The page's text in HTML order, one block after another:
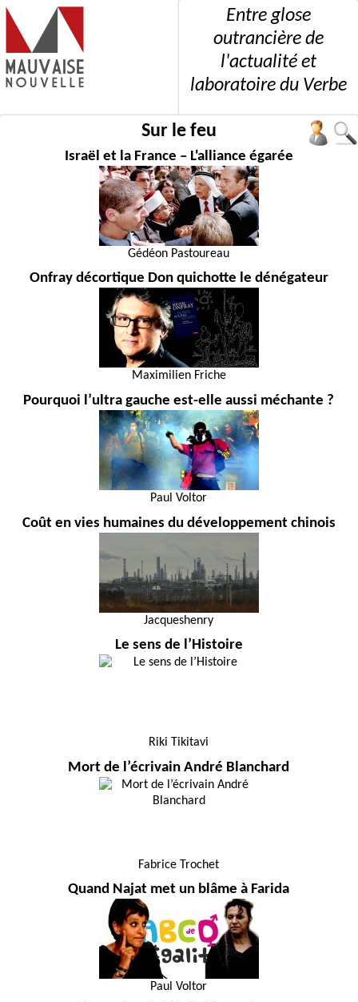
Entre glose
outrancière de
l'actualité et
laboratoire du Verbe
Sur le feu
Israël et la France – L'alliance égarée
Gédéon Pastoureau
Onfray décortique Don quichotte le dénégateur
Maximilien Friche
Pourquoi l’ultra gauche est-elle aussi méchante ?
Paul Voltor
Coût en vies humaines du développement chinois
Jacqueshenry
Le sens de l’Histoire
Riki Tikitavi
Mort de l’écrivain André Blanchard
Fabrice Trochet
Quand Najat met un blâme à Farida
Paul Voltor